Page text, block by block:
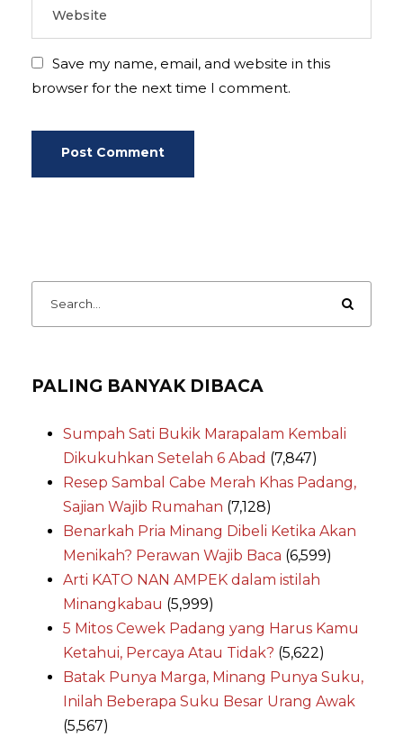
Save my name, email, and website in this
browser for the next time I comment.
PALING BANYAK DIBACA
Sumpah Sati Bukik Marapalam Kembali
Dikukuhkan Setelah 6 Abad (7,847)
Resep Sambal Cabe Merah Khas Padang,
Sajian Wajib Rumahan (7,128)
Benarkah Pria Minang Dibeli Ketika Akan
Menikah? Perawan Wajib Baca (6,599)
Arti KATO NAN AMPEK dalam istilah
Minangkabau (5,999)
5 Mitos Cewek Padang yang Harus Kamu
Ketahui, Percaya Atau Tidak? (5,622)
Batak Punya Marga, Minang Punya Suku,
Inilah Beberapa Suku Besar Urang Awak
(5,567)